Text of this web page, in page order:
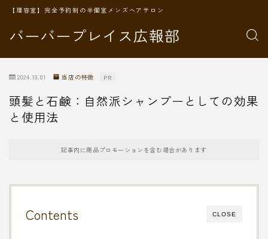
バーバープレイス広報部
【理容室】完全予約制の半個室メンズヘアサロン
2024.10.01 当店の特徴 PR
頭髪と石鹸：自然派シャンプーとしての効果
と使用法
記事内に商品プロモーションを含む場合があります
CLOSE
Contents